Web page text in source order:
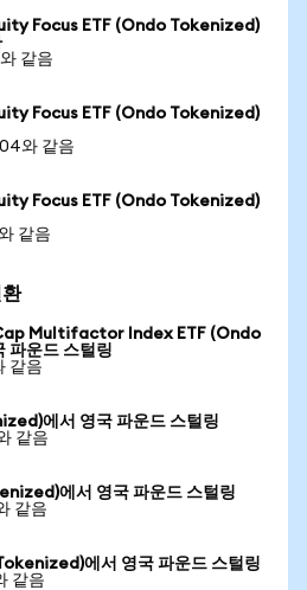
Focus ETF (Ondo Tokenized)
같음
Focus ETF (Ondo Tokenized)
와 같음
Focus ETF (Ondo Tokenized)
같음
Multifactor Index ETF (Ondo
파운드 스털링
같음
에서 영국 파운드 스털링
같음
에서 영국 파운드 스털링
같음
에서 영국 파운드 스털링
같음